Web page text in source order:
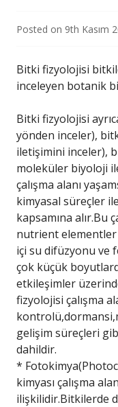
Posted on 9th Kasım
Bitki fizyolojisi
inceleyen botanik
Bitki fizyolojisi
yönden inceler),
iletişimini inceler),
moleküler biyoloji
çalışma alanı
kimyasal süreçler
kapsamına alır.Bu
nutrient elementler
içi su difüzyonu ve
çok küçük
etkileşimler
fizyolojisi çalışma
gelişim süreçleri
dahildir.
*
kimyası çalışma
ilişkilidir.Bitkilerde